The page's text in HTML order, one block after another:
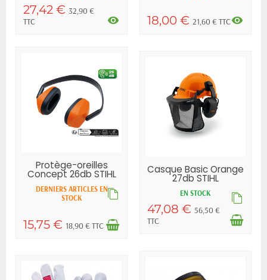
27,42 € 32,90 €
TTC
visibility 18,00 € 21,60 € TTCvisibility
Protège-oreilles
Concept 26db STIHL
DERNIERS ARTICLES EN
STOCK
15,75 € 18,90 € TTC
Casque Basic Orange
27db STIHL
EN STOCK
47,08 € 56,50 €
TTC